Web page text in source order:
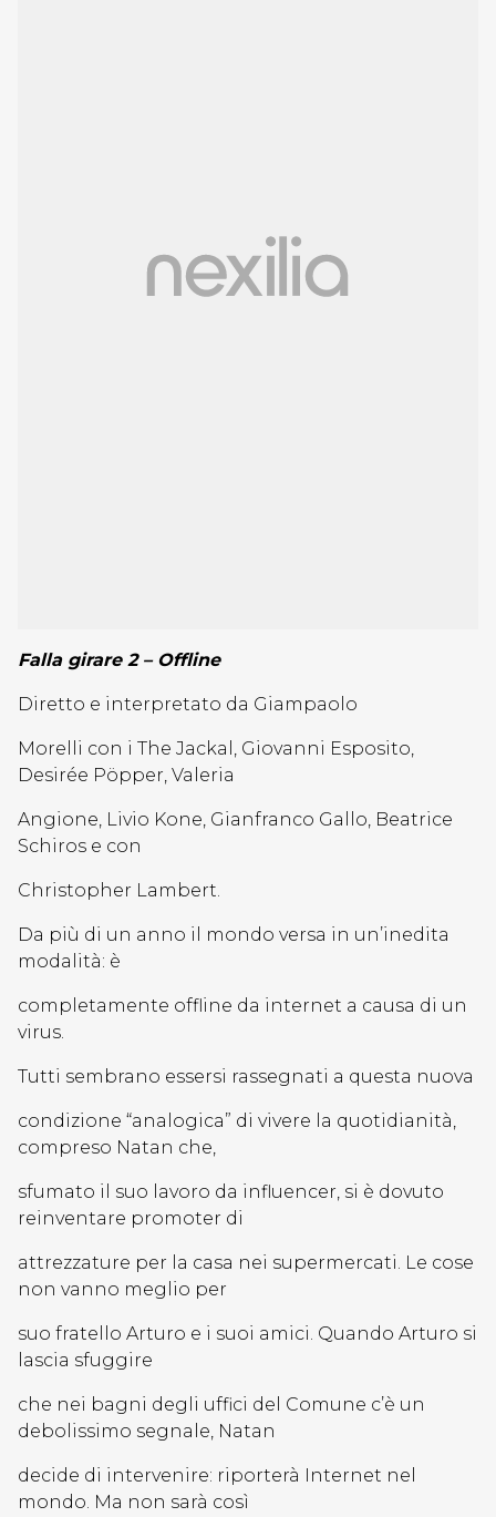
Falla girare 2 – Offline
Diretto e interpretato da Giampaolo
Morelli con i The Jackal, Giovanni Esposito,
Desirée Pöpper, Valeria
Angione, Livio Kone, Gianfranco Gallo, Beatrice
Schiros e con
Christopher Lambert.
Da più di un anno il mondo versa in un’inedita
modalità: è
completamente offline da internet a causa di un
virus.
Tutti sembrano essersi rassegnati a questa nuova
condizione “analogica” di vivere la quotidianità,
compreso Natan che,
sfumato il suo lavoro da influencer, si è dovuto
reinventare promoter di
attrezzature per la casa nei supermercati. Le cose
non vanno meglio per
suo fratello Arturo e i suoi amici. Quando Arturo si
lascia sfuggire
che nei bagni degli uffici del Comune c’è un
debolissimo segnale, Natan
decide di intervenire: riporterà Internet nel
mondo. Ma non sarà così